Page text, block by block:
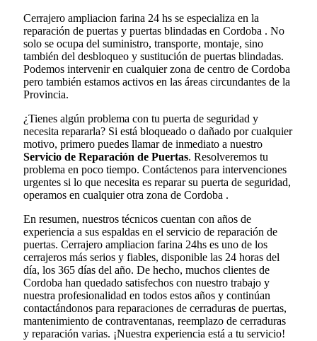
Cerrajero ampliacion farina 24 hs se especializa en la
reparación de puertas y puertas blindadas en Cordoba . No
solo se ocupa del suministro, transporte, montaje, sino
también del desbloqueo y sustitución de puertas blindadas.
Podemos intervenir en cualquier zona de centro de Cordoba
pero también estamos activos en las áreas circundantes de la
Provincia.
¿Tienes algún problema con tu puerta de seguridad y
necesita repararla? Si está bloqueado o dañado por cualquier
motivo, primero puedes llamar de inmediato a nuestro
Servicio de Reparación de Puertas. Resolveremos tu
problema en poco tiempo. Contáctenos para intervenciones
urgentes si lo que necesita es reparar su puerta de seguridad,
operamos en cualquier otra zona de Cordoba .
En resumen, nuestros técnicos cuentan con años de
experiencia a sus espaldas en el servicio de reparación de
puertas. Cerrajero ampliacion farina 24hs es uno de los
cerrajeros más serios y fiables, disponible las 24 horas del
día, los 365 días del año. De hecho, muchos clientes de
Cordoba han quedado satisfechos con nuestro trabajo y
nuestra profesionalidad en todos estos años y continúan
contactándonos para reparaciones de cerraduras de puertas,
mantenimiento de contraventanas, reemplazo de cerraduras
y reparación varias. ¡Nuestra experiencia está a tu servicio!